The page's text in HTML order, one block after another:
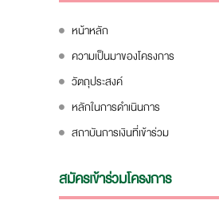
หน้าหลัก
ความเป็นมาของโครงการ
วัตถุประสงค์
หลักในการดำเนินการ
สถาบันการเงินที่เข้าร่วม
สมัครเข้าร่วมโครงการ